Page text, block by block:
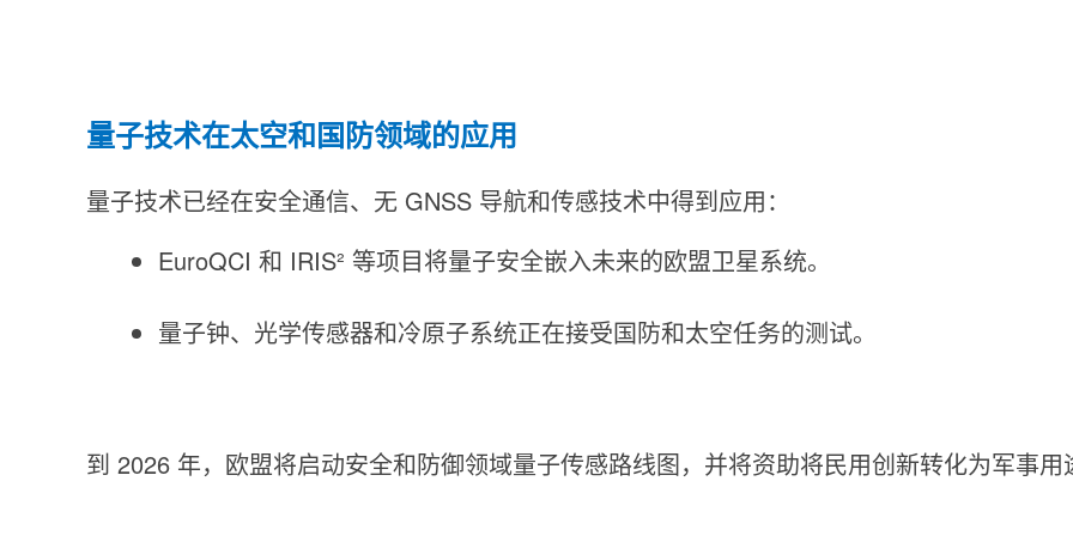
量子技术在太空和国防领域的应用
量子技术已经在安全通信、无 GNSS 导航和传感技术中得到应用：
EuroQCI 和 IRIS² 等项目将量子安全嵌入未来的欧盟卫星系统。
量子钟、光学传感器和冷原子系统正在接受国防和太空任务的测试。
到 2026 年，欧盟将启动安全和防御领域量子传感路线图，并将资助将民用创新转化为军事用